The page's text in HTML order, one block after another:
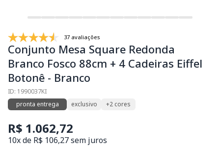
37 avaliações
Conjunto Mesa Square Redonda
Branco Fosco 88cm + 4 Cadeiras Eiffel
Botonê - Branco
ID: 1990037KI
pronta entrega
exclusivo +2 cores
R$ 1.062,72
10x de R$ 106,27 sem juros